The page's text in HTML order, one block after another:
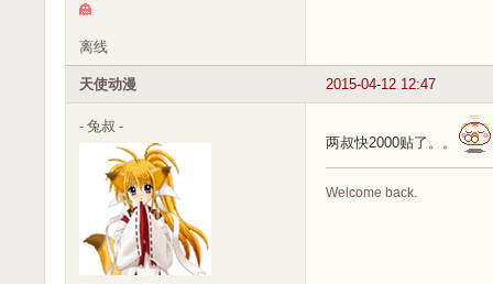
离线
2015-04-12 12:47
天使动漫
- 兔叔 -
两叔快2000贴了。。
Welcome back.